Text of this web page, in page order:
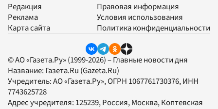
Редакция
Реклама
Карта сайта
Правовая информация
Условия использования
Политика конфиденциальности
© АО «Газета.Ру» (1999-2026) – Главные новости дня
Название: Газета.Ru (Gazeta.Ru)
Учредитель:АО «Газета.Ру», ОГРН 1067761730376, ИНН
7743625728
Адрес учредителя: 125239, Россия, Москва, Коптевская